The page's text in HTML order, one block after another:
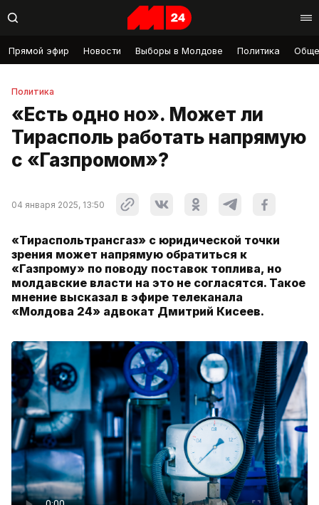
Прямой эфир Новости Выборы в Молдове Политика
Политика
«Есть одно но». Может ли
Тирасполь работать напрямую
с «Газпромом»?
04 января 2025, 13:50
«Тираспольтрансгаз» с юридической точки
зрения может напрямую обратиться к
«Газпрому» по поводу поставок топлива, но
молдавские власти на это не согласятся. Такое
мнение высказал в эфире телеканала
«Молдова 24» адвокат Дмитрий Кисеев.